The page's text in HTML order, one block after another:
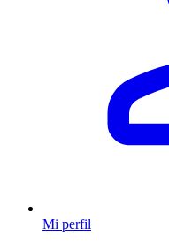
Mi perfil